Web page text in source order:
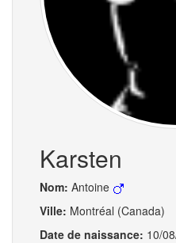
Karsten
Nom: Antoine
Ville: Montréal (Canada)
Date de naissance: 10/